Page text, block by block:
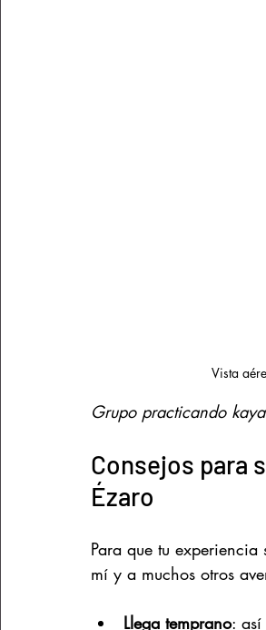
Vista
Grupo practicando
Consejos para
Ézaro
Para que tu
mí y a muchos otros
Llega temprano: así